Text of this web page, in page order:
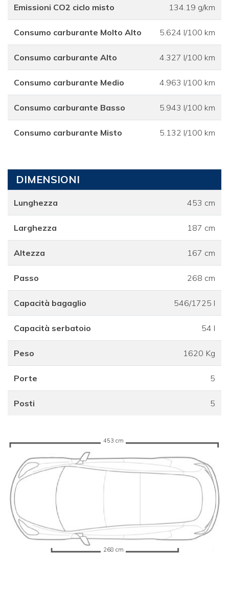
Emissioni CO2 ciclo misto 134.19 g/km
Consumo carburante Molto Alto 5.624 l/100 km
Consumo carburante Alto 4.327 l/100 km
Consumo carburante Medio 4.963 l/100 km
Consumo carburante Basso 5.943 l/100 km
Consumo carburante Misto 5.132 l/100 km
DIMENSIONI
Lunghezza 453 cm
Larghezza 187 cm
Altezza 167 cm
Passo 268 cm
Capacità bagaglio 546/1725 l
Capacità serbatoio 54 l
Peso 1620 Kg
Porte 5
Posti 5
453 cm
268 cm